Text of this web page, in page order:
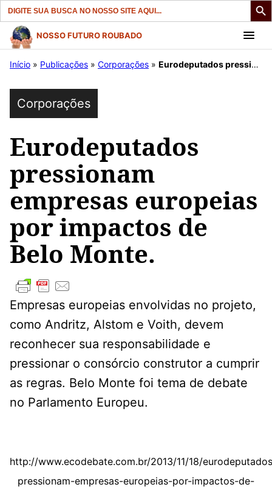
Search
for:
Pular
para
conteúdo
NOSSO FUTURO ROUBADO
Início » Publicações » Corporações » Eurodeputados pressionam empresas europeias por impactos de Belo Monte.
Corporações
Eurodeputados
pressionam
empresas europeias
por impactos de
Belo Monte.
Empresas europeias envolvidas no projeto,
como Andritz, Alstom e Voith, devem
reconhecer sua responsabilidade e
pressionar o consórcio construtor a cumprir
as regras. Belo Monte foi tema de debate
no Parlamento Europeu.
http://www.ecodebate.com.br/2013/11/18/
pressionam-empresas-europeias-por-impactos-de-